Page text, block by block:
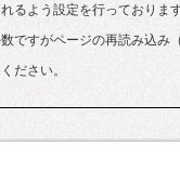
るよう設定を行っておりま
ですがページの再読み込み
ださい。